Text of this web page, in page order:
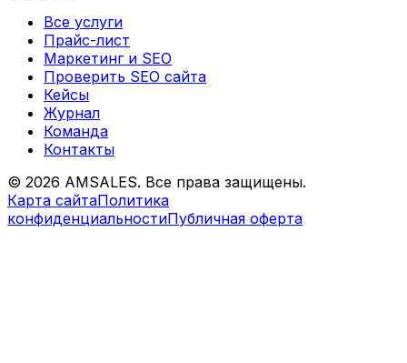
Все услуги
Прайс-лист
Маркетинг и SEO
Проверить SEO сайта
Кейсы
Журнал
Команда
Контакты
© 2026 AMSALES. Все права защищены.
Карта сайтаПолитика
конфиденциальностиПубличная оферта